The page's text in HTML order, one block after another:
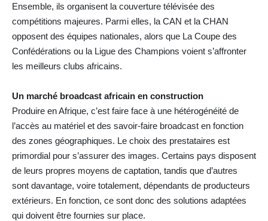
Ensemble, ils organisent la couverture télévisée des
compétitions majeures. Parmi elles, la CAN et la CHAN
opposent des équipes nationales, alors que La Coupe des
Confédérations ou la Ligue des Champions voient s’affronter
les meilleurs clubs africains.
Un marché broadcast africain en construction
Produire en Afrique, c’est faire face à une hétérogénéité de
l’accès au matériel et des savoir-faire broadcast en fonction
des zones géographiques. Le choix des prestataires est
primordial pour s’assurer des images. Certains pays disposent
de leurs propres moyens de captation, tandis que d’autres
sont davantage, voire totalement, dépendants de producteurs
extérieurs. En fonction, ce sont donc des solutions adaptées
qui doivent être fournies sur place.